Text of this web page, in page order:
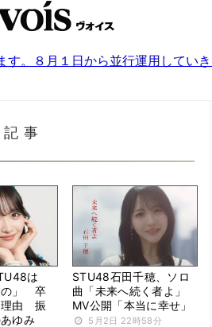
。８月１日から並行運用していき
事
は
の」 卒
理由 振
ゆみ
STU48石田千穂、ソロ
曲「未来へ続く者よ」
MV公開「本当に幸せ」
5月2日 22時58分